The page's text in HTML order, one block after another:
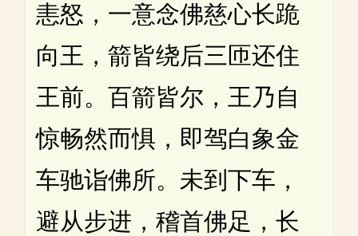
恚怒，一意念佛慈心长跪
向王，箭皆绕后三匝还住
王前。百箭皆尔，王乃自
惊畅然而惧，即驾白象金
车驰诣佛所。未到下车，
避从步进，稽首佛足，长